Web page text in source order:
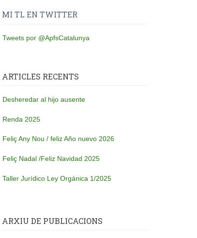
MI TL EN TWITTER
Tweets por @ApfsCatalunya
ARTICLES RECENTS
Desheredar al hijo ausente
Renda 2025
Feliç Any Nou / feliz Año nuevo 2026
Feliç Nadal /Feliz Navidad 2025
Taller Jurídico Ley Orgánica 1/2025
ARXIU DE PUBLICACIONS